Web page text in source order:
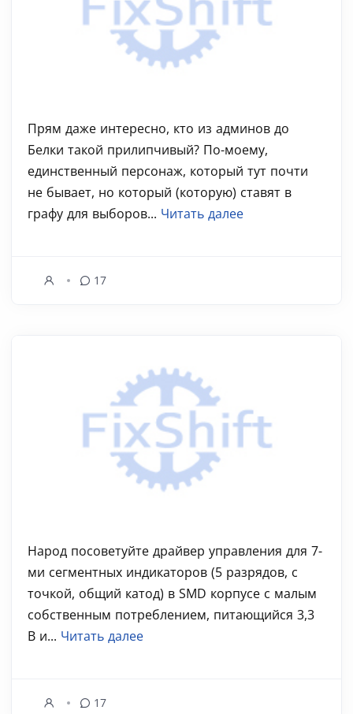
Прям даже интересно, кто из админов до
Белки такой прилипчивый? По-моему,
единственный персонаж, который тут почти
не бывает, но который (которую) ставят в
графу для выборов... Читать далее
17
Народ посоветуйте драйвер управления для 7-
ми сегментных индикаторов (5 разрядов, с
точкой, общий катод) в SMD корпусе с малым
собственным потреблением, питающийся 3,3
В и... Читать далее
17